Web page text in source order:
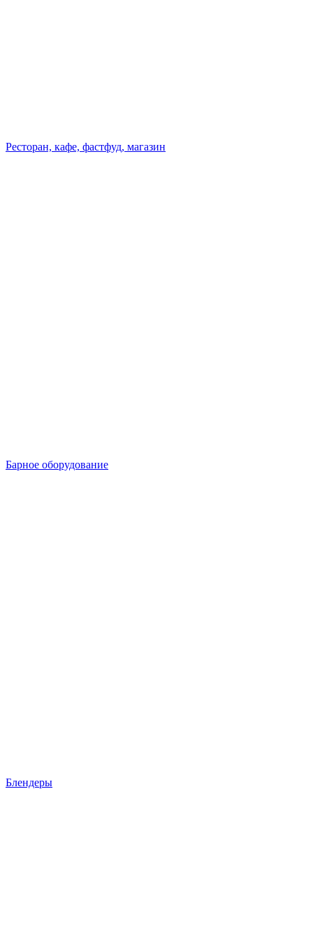
Ресторан, кафе, фастфуд, магазин
Барное оборудование
Блендеры